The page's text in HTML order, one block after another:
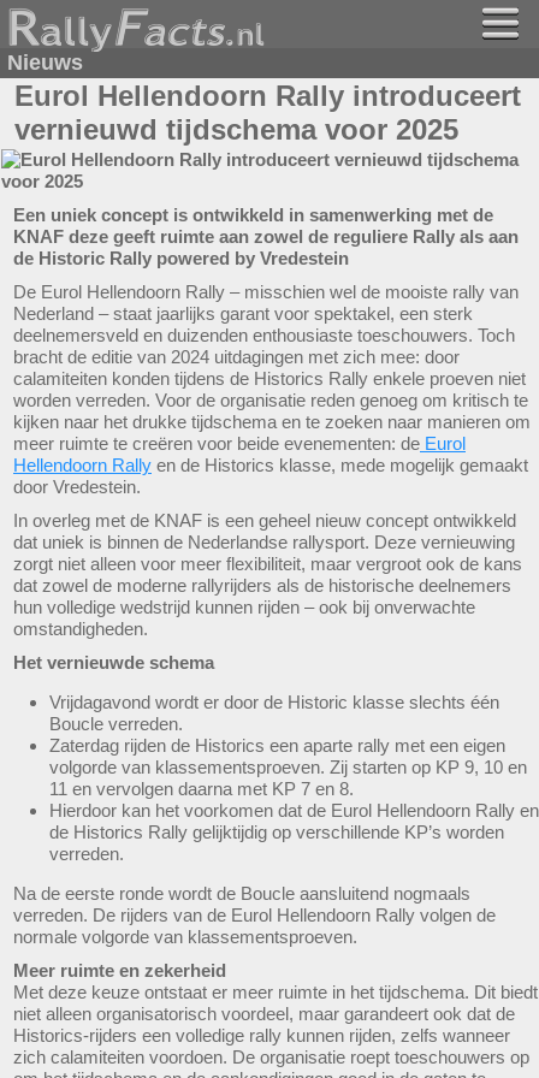
Nieuws
Eurol Hellendoorn Rally introduceert
vernieuwd tijdschema voor 2025
Een uniek concept is ontwikkeld in samenwerking met de
KNAF deze geeft ruimte aan zowel de reguliere Rally als aan
de Historic Rally powered by Vredestein
De Eurol Hellendoorn Rally – misschien wel de mooiste rally van
Nederland – staat jaarlijks garant voor spektakel, een sterk
deelnemersveld en duizenden enthousiaste toeschouwers. Toch
bracht de editie van 2024 uitdagingen met zich mee: door
calamiteiten konden tijdens de Historics Rally enkele proeven niet
worden verreden. Voor de organisatie reden genoeg om kritisch te
kijken naar het drukke tijdschema en te zoeken naar manieren om
meer ruimte te creëren voor beide evenementen: de Eurol
Hellendoorn Rally en de Historics klasse, mede mogelijk gemaakt
door Vredestein.
In overleg met de KNAF is een geheel nieuw concept ontwikkeld
dat uniek is binnen de Nederlandse rallysport. Deze vernieuwing
zorgt niet alleen voor meer flexibiliteit, maar vergroot ook de kans
dat zowel de moderne rallyrijders als de historische deelnemers
hun volledige wedstrijd kunnen rijden – ook bij onverwachte
omstandigheden.
Het vernieuwde schema
Vrijdagavond wordt er door de Historic klasse slechts één
Boucle verreden.
Zaterdag rijden de Historics een aparte rally met een eigen
volgorde van klassementsproeven. Zij starten op KP 9, 10 en
11 en vervolgen daarna met KP 7 en 8.
Hierdoor kan het voorkomen dat de Eurol Hellendoorn Rally en
de Historics Rally gelijktijdig op verschillende KP’s worden
verreden.
Na de eerste ronde wordt de Boucle aansluitend nogmaals
verreden. De rijders van de Eurol Hellendoorn Rally volgen de
normale volgorde van klassementsproeven.
Meer ruimte en zekerheid
Met deze keuze ontstaat er meer ruimte in het tijdschema. Dit biedt
niet alleen organisatorisch voordeel, maar garandeert ook dat de
Historics-rijders een volledige rally kunnen rijden, zelfs wanneer
zich calamiteiten voordoen. De organisatie roept toeschouwers op